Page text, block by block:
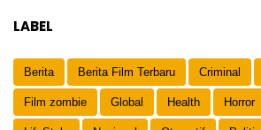
LABEL
Berita Berita Film Terbaru Criminal
Film zombie Global Health Horror